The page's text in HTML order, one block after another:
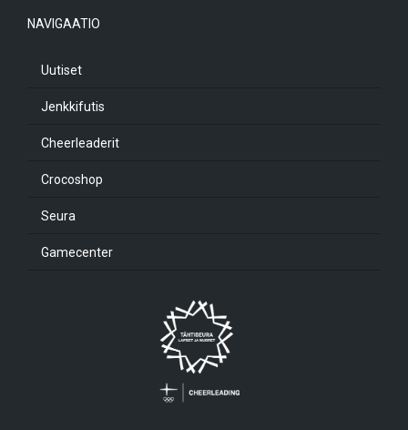
NAVIGAATIO
Uutiset
Jenkkifutis
Cheerleaderit
Crocoshop
Seura
Gamecenter